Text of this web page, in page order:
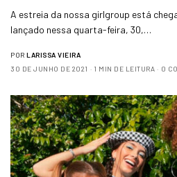
A estreia da nossa girlgroup está
lançado nessa quarta-feira, 30,…
POR LARISSA VIEIRA
30 DE JUNHO DE 2021
1 MIN DE LEITURA 0